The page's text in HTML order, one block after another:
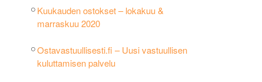
Kuukauden ostokset – lokakuu &
marraskuu 2020
Ostavastuullisesti.fi – Uusi vastuullisen
kuluttamisen palvelu